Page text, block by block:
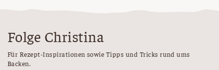
Folge Christina
Für Rezept-Inspirationen sowie Tipps und Tricks rund ums
Backen.